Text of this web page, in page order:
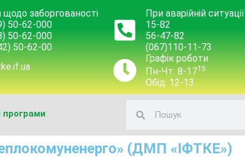
щодо заборгованості
50-62-000
50-62-000
50-62-00
При аварійній ситуації
15-82
56-47-82
(067)110-11-73
Графік роботи
Пн-Чт: 8-1715
Обід: 12-13
програми
(ДМП «ІФТКЕ»)